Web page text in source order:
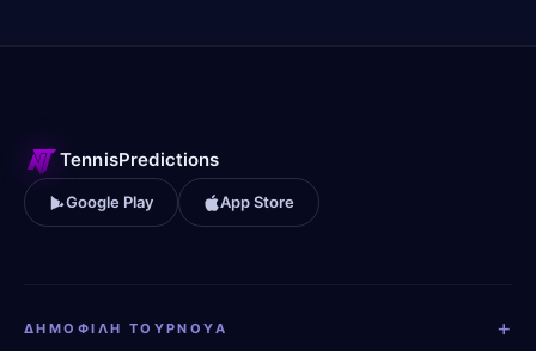
TennisPredictions
Google Play App Store
ΔΗΜΟΦΙΛΉ ΤΟΥΡΝΟΥΆ +